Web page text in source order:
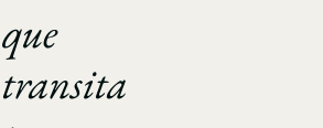
que
transita